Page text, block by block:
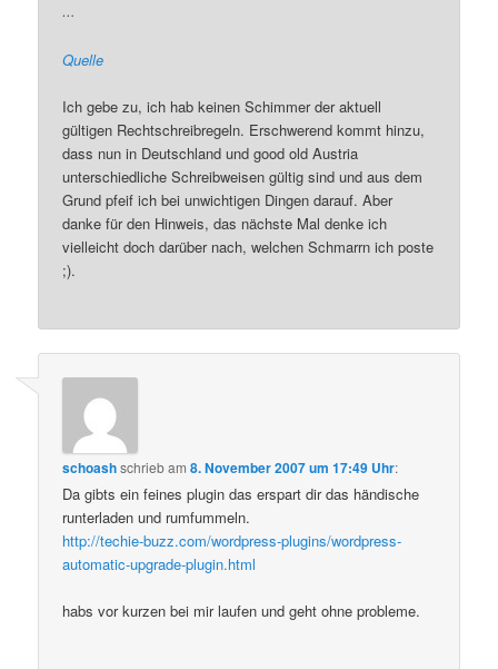
…
Quelle
Ich gebe zu, ich hab keinen Schimmer der aktuell
gültigen Rechtschreibregeln. Erschwerend kommt hinzu,
dass nun in Deutschland und good old Austria
unterschiedliche Schreibweisen gültig sind und aus dem
Grund pfeif ich bei unwichtigen Dingen darauf. Aber
danke für den Hinweis, das nächste Mal denke ich
vielleicht doch darüber nach, welchen Schmarrn ich poste
;).
schoashschriebam8. November 2007 um 17:49 Uhr:
Da gibts ein feines plugin das erspart dir das händische
runterladen und rumfummeln.
http://techie-buzz.com/wordpress-plugins/wordpress-
automatic-upgrade-plugin.html
habs vor kurzen bei mir laufen und geht ohne probleme.